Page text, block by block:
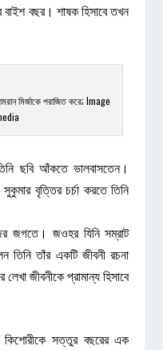
বাইশ বছর। শাষক হিসাবে তখন
মির্জাকে পরাজিত করে; Image
ছবি আঁকতে ভালবাসতেন।
বৃত্তির চর্চা করতে তিনি
জগতে। জওহর যিনি সম্রাট
তিনি তাঁর একটি জীবনী রচনা
জীবনীকে প্রামান্য হিসাবে
কিশোরীকে সত্তুর বছরের এক